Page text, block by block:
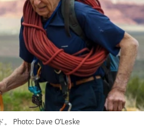
Photo: Dave O’Leske